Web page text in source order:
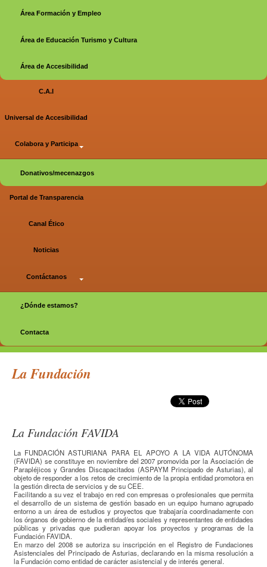
Área Formación y Empleo
Área de Educación Turismo y Cultura
Área de Accesibilidad
C.A.I
Universal de Accesibilidad
Colabora y Participa
Donativos/mecenazgos
Portal de Transparencia
Canal Ético
Noticias
Contáctanos
¿Dónde estamos?
Contacta
Página principal
La Fundación
La Fundación FAVIDA
La FUNDACIÓN ASTURIANA PARA EL APOYO A LA VIDA AUTÓNOMA
(FAVIDA) se constituye en noviembre del 2007 promovida por la Asociación de
Parapléjicos y Grandes Discapacitados (ASPAYM Principado de Asturias), al
objeto de responder a los retos de crecimiento de la propia entidad promotora en
la gestión directa de servicios y de su CEE.
Facilitando a su vez el trabajo en red con empresas o profesionales que permita
el desarrollo de un sistema de gestión basado en un equipo humano agrupado
entorno a un área de estudios y proyectos que trabajaría coordinadamente con
los órganos de gobierno de la entidad/es sociales y representantes de entidades
públicas y privadas que pudieran apoyar los proyectos y programas de la
Fundación FAVIDA.
En marzo del 2008 se autoriza su inscripción en el Registro de Fundaciones
Asistenciales del Principado de Asturias, declarando en la misma resolución a
la Fundación como entidad de carácter asistencial y de interés general.